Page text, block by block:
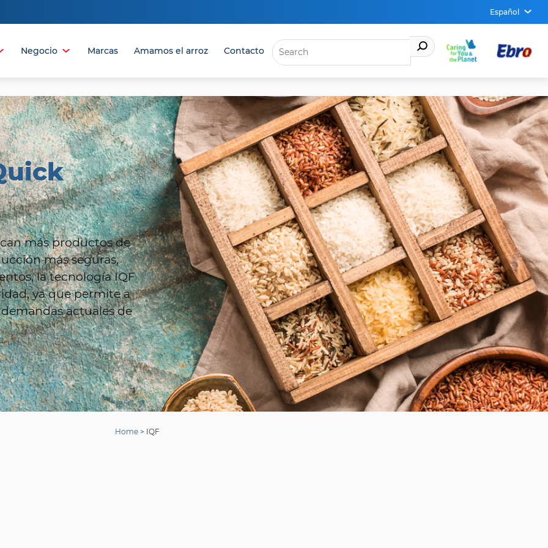
Español
Negocio
ABRIR Marcas Amamos el arroz Contacto
más productos de
más seguras,
la tecnología IQF
ya que permite a
actuales de
Home> IQF